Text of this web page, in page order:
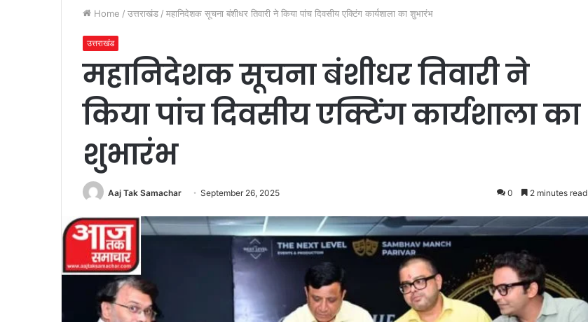
Home / उत्तराखंड / महानिदेशक सूचना बंशीधर तिवारी ने किया पांच दिवसीय एक्टिंग कार्यशाला का शुभारंभ
उत्तराखंड
महानिदेशक सूचना बंशीधर तिवारी ने
किया पांच दिवसीय एक्टिंग कार्यशाला का
शुभारंभ
Aaj Tak Samachar September 26, 2025 0 2 minutes read